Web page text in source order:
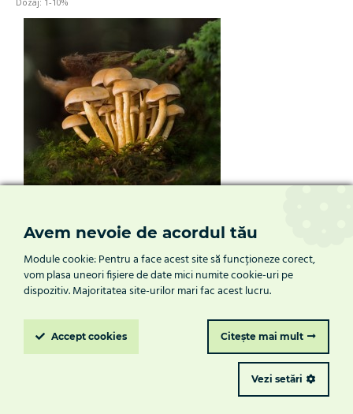
prima pagina|despre noi|produse|servicii|
noutati|contact
confidentialitate
Avem nevoie de acordul tău
Module cookie: Pentru a face acest site să funcționeze corect,
vom plasa uneori fișiere de date mici numite cookie-uri pe
dispozitiv. Majoritatea site-urilor mari fac acest lucru.
Accept cookies Citește mai mult
Vezi setări